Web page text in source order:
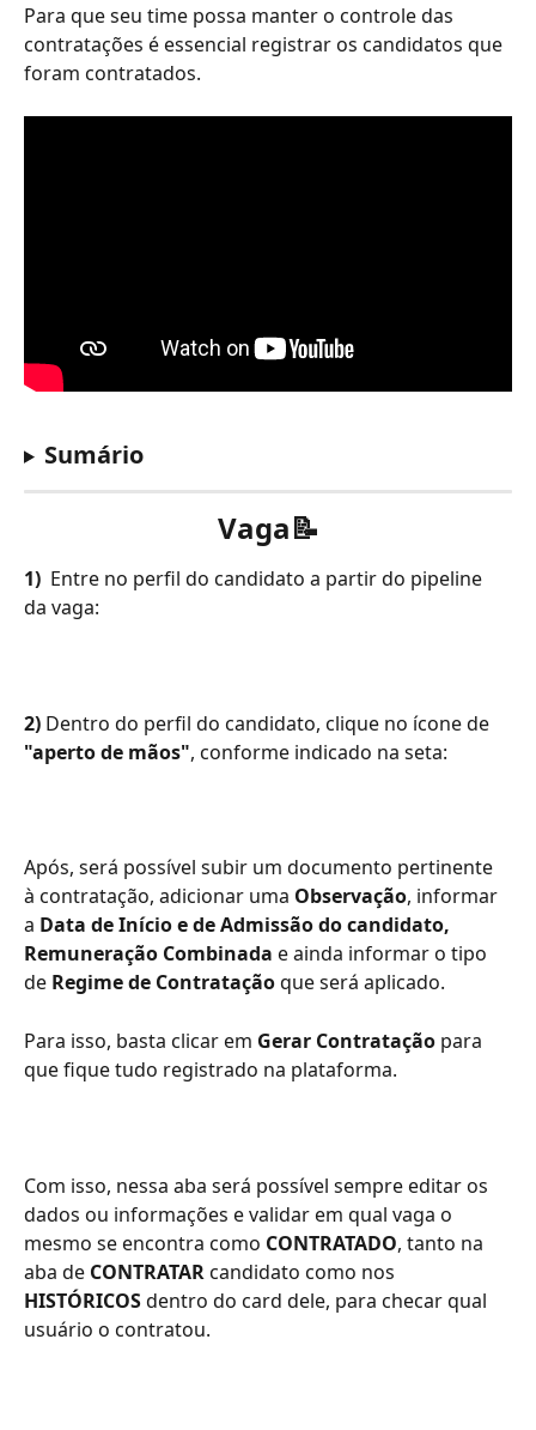
Para que seu time possa manter o controle das
contratações é essencial registrar os candidatos que
foram contratados.
Sumário
Vaga​📝
1)
  Entre no perfil do candidato a partir do pipeline
da vaga:
2) Dentro do perfil do candidato, clique no ícone de
"aperto de mãos", conforme indicado na seta:
Após, será possível subir um documento pertinente
à contratação, adicionar uma Observação, informar
a Data de Início e de Admissão do candidato,
Remuneração Combinada e ainda informar o tipo
de Regime de Contratação que será aplicado.
Para isso, basta clicar em Gerar Contratação para
que fique tudo registrado na plataforma.
Com isso, nessa aba será possível sempre editar os
dados ou informações e validar em qual vaga o
mesmo se encontra como CONTRATADO, tanto na
aba de CONTRATAR candidato como nos
HISTÓRICOS dentro do card dele, para checar qual
usuário o contratou.